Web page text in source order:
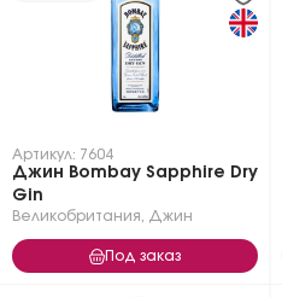
Артикул: 7604
Джин Bombay Sapphire Dry
Gin
Великобритания Джин
Под заказ